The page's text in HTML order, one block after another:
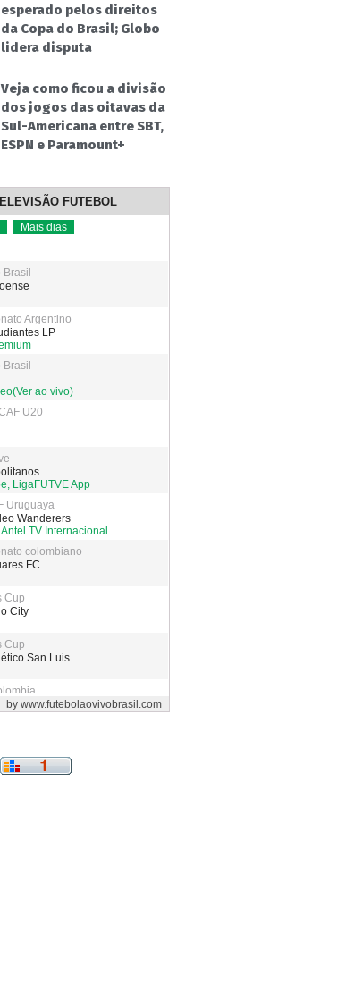
esperado pelos direitos
da Copa do Brasil; Globo
lidera disputa
Veja como ficou a divisão
dos jogos das oitavas da
Sul-Americana entre SBT,
ESPN e Paramount+